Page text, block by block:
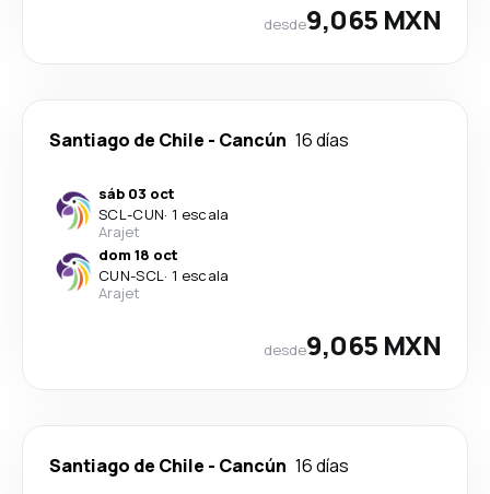
desde9,065 MXN
Santiago de Chile - Cancún 16 días
sáb 03 oct
SCL-CUN· 1 escala
Arajet
dom 18 oct
CUN-SCL· 1 escala
Arajet
desde9,065 MXN
Santiago de Chile - Cancún 16 días